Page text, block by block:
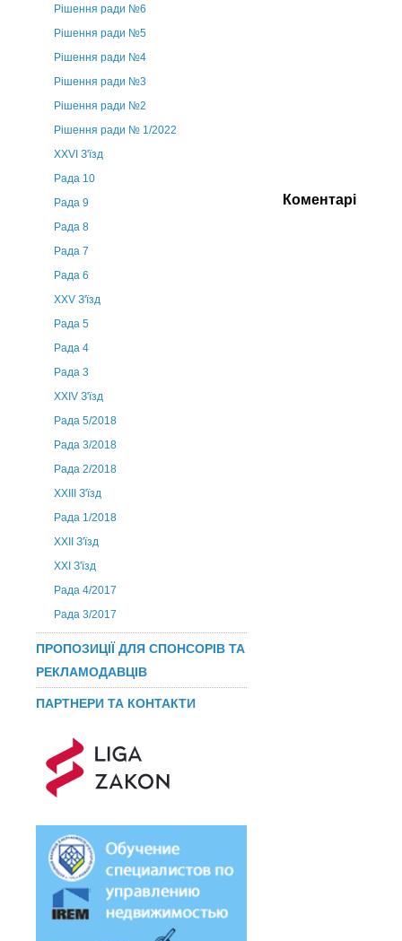
Рішення ради №6
Рішення ради №5
Рішення ради №4
Рішення ради №3
Рішення ради №2
Рішення ради № 1/2022
XXVI З'їзд
Рада 10
Рада 9
Рада 8
Рада 7
Рада 6
XXV З'їзд
Рада 5
Рада 4
Рада 3
ХХIV З'їзд
Рада 5/2018
Рада 3/2018
Рада 2/2018
XXIII З'їзд
Рада 1/2018
ХХІІ З'їзд
XXI З'їзд
Рада 4/2017
Рада 3/2017
ПРОПОЗИЦІЇ ДЛЯ СПОНСОРІВ ТА
РЕКЛАМОДАВЦІВ
ПАРТНЕРИ ТА КОНТАКТИ
Коментарі